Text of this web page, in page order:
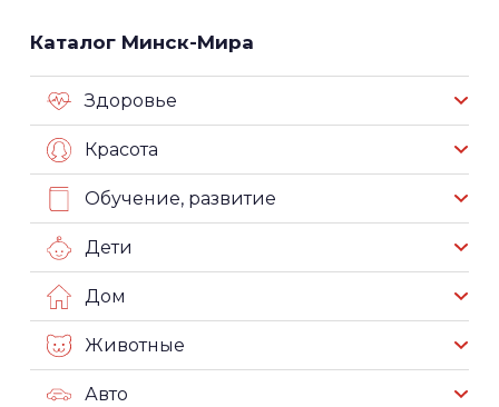
Каталог Минск-Мира
Здоровье
Красота
Обучение, развитие
Дети
Дом
Животные
Авто